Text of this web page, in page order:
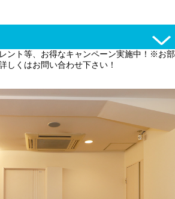
ント等、お得なキャンペーン実施中！※お部
しくはお問い合わせ下さい！